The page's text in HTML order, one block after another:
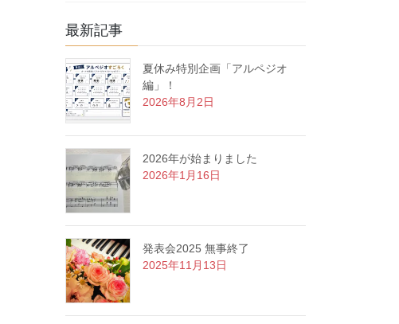
最新記事
夏休み特別企画「アルペジオ
編」！
2026年8月2日
2026年が始まりました
2026年1月16日
発表会2025 無事終了
2025年11月13日